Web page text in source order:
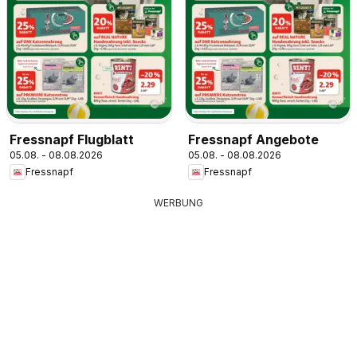
Fressnapf Flugblatt
05.08. - 08.08.2026
Fressnapf
Fressnapf Angebote
05.08. - 08.08.2026
Fressnapf
WERBUNG